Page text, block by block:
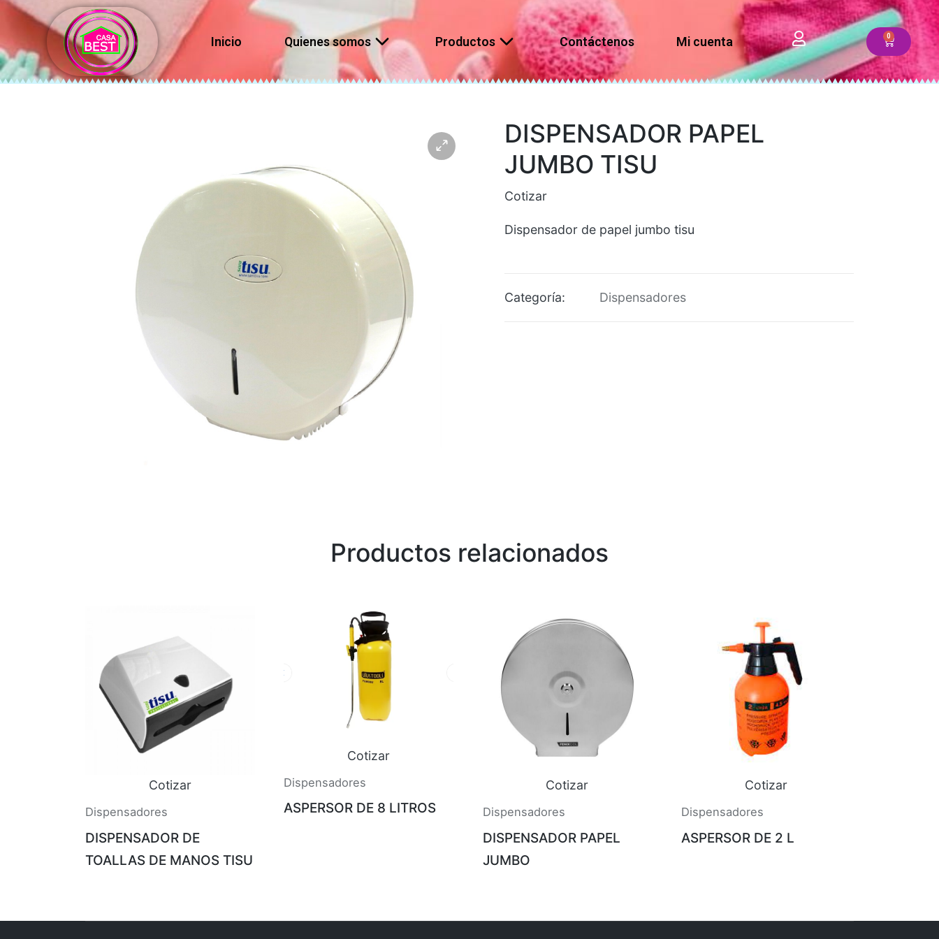
Inicio Quienes somos Productos Contáctenos Mi cuenta
DISPENSADOR PAPEL
JUMBO TISU
Cotizar
Dispensador de papel jumbo tisu
Categoría: Dispensadores
Productos relacionados
Cotizar
Dispensadores
DISPENSADOR DE
TOALLAS DE MANOS TISU
Cotizar
Dispensadores
ASPERSOR DE 8 LITROS
Cotizar
Dispensadores
DISPENSADOR PAPEL
JUMBO
Cotizar
Dispensadores
ASPERSOR DE 2 L